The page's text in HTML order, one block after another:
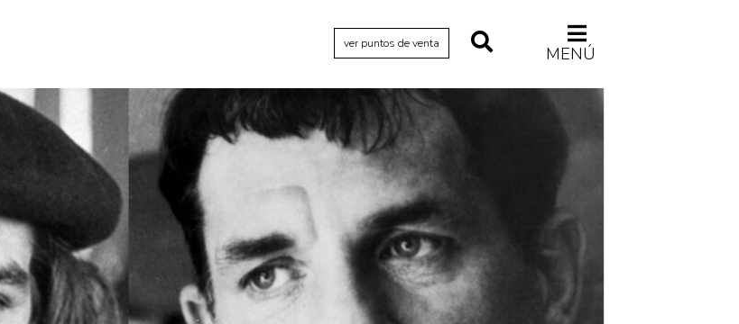
ver puntos de venta MENÚ
Libros usados
Literatura
Medioambiente
Narrativas visuales
Pensamiento
Pensamiento ilustrado
Relecturas
Sociedad